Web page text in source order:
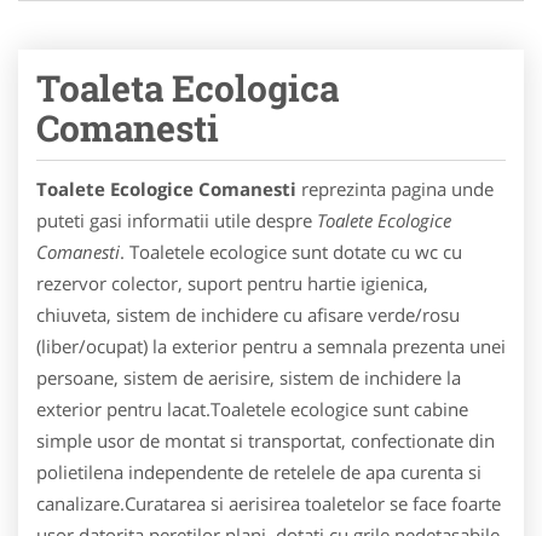
Toaleta Ecologica
Comanesti
Toalete Ecologice Comanesti reprezinta pagina unde
puteti gasi informatii utile despre Toalete Ecologice
Comanesti. Toaletele ecologice sunt dotate cu wc cu
rezervor colector, suport pentru hartie igienica,
chiuveta, sistem de inchidere cu afisare verde/rosu
(liber/ocupat) la exterior pentru a semnala prezenta unei
persoane, sistem de aerisire, sistem de inchidere la
exterior pentru lacat.Toaletele ecologice sunt cabine
simple usor de montat si transportat, confectionate din
polietilena independente de retelele de apa curenta si
canalizare.Curatarea si aerisirea toaletelor se face foarte